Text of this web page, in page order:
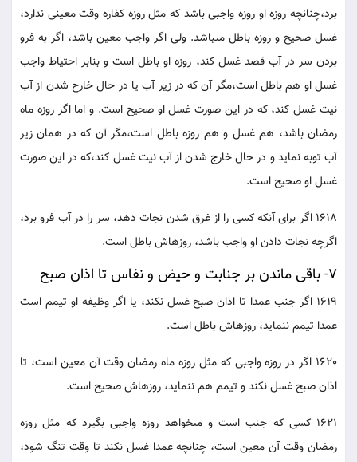
برد،چنانچه روزه او روزه واجبى باشد كه مثل روزه كفاره وقت معينى ندارد،
غسل صحيح و روزه باطل مى‏باشد. ولى اگر واجب معين باشد، اگر به فرو
بردن سر در آب قصد غسل كند، روزه او باطل است و بنابر احتياط واجب
غسل او هم باطل است،مگر آن كه در زير آب يا در حال خارج شدن از آب
نيت غسل كند، كه در اين صورت غسل او صحيح است. و اما اگر روزه ماه
رمضان باشد، هم غسل و هم روزه باطل است،مگر آن كه در همان زير
آب توبه نمايد و در حال خارج شدن از آب نيت غسل كند،كه در اين صورت
غسل او صحيح است.
1618 اگر براى آنكه كسى را از غرق شدن نجات دهد، سر را در آب فرو برد،
اگرچه نجات دادن او واجب باشد، روزه‏اش باطل است.
7- باقى ماندن بر جنابت و حيض و نفاس تا اذان صبح
1619 اگر جنب عمدا تا اذان صبح غسل نكند، يا اگر وظيفه او تيمم است
عمدا تيمم ننمايد، روزه‏اش باطل است.
1620 اگر در روزه واجبى كه مثل روزه ماه رمضان وقت آن معين است، تا
اذان صبح غسل نكند و تيمم هم ننمايد، روزه‏اش صحيح است.
1621 كسى كه جنب است و مى‏خواهد روزه واجبى بگيرد كه مثل روزه
رمضان وقت آن معين است، چنانچه عمدا غسل نكند تا وقت تنگ شود،